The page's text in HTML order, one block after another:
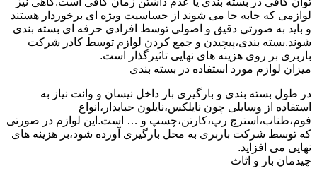
لوازمی که جابه جا می شوند از حساسیت ویژه ای برخوردار هستند
و باید به صورتی دقیق و اصولی توسط افرادی حرفه ای بسته بندی
شوند.بسته بندی،پیچیدن و جمع کردن لوازم توسط کادر شرکت
باربری بر روی هزینه های نهایی تاثیرگذار است.
میزان لوازم مورد استفاده در بسته بندی
در طول بسته بندی و بارگیری بار داخل نیسان و وانت نیاز به
استفاده از وسایلی چون نایلکس،نایلون حبابدار،انواع
فوم،طناب،استرچ رپ،کارتن،چسپ و … است.این لوازم در صورتی
که توسط شرکت باربری به محل بارگیری آورده شود،بر هزینه های
نهایی می افزاید.
چیدمان بار و اثاث